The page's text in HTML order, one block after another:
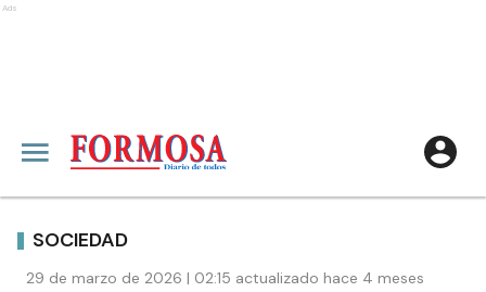
Ads
SOCIEDAD
29 de marzo de 2026 | 02:15 actualizado hace 4 meses